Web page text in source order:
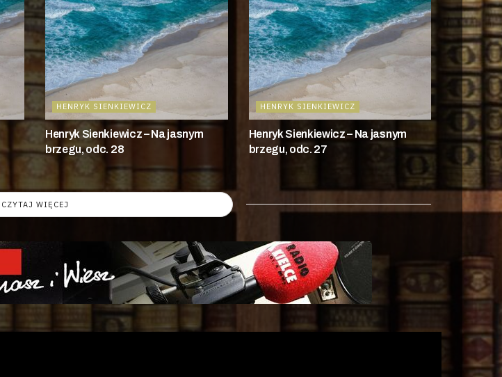
HENRYK SIENKIEWICZ
Henryk Sienkiewicz – Na jasnym
brzegu, odc. 28
HENRYK SIENKIEWICZ
Henryk Sienkiewicz – Na jasnym
brzegu, odc. 27
CZYTAJ WIĘCEJ